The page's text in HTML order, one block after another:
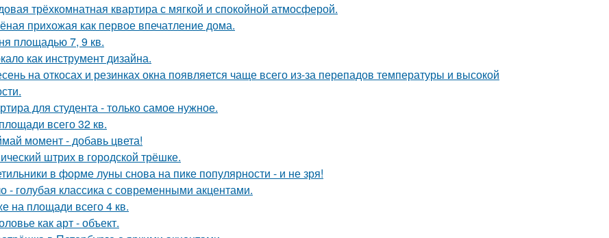
трёхкомнатная квартира с мягкой и спокойной атмосферой.
прихожая как первое впечатление дома.
площадью 7, 9 кв.
как инструмент дизайна.
на откосах и резинках окна появляется чаще всего из-за перепадов температуры и высокой
для студента - только самое нужное.
всего 32 кв.
момент - добавь цвета!
штрих в городской трёшке.
в форме луны снова на пике популярности - и не зря!
- голубая классика с современными акцентами.
на площади всего 4 кв.
как арт - объект.